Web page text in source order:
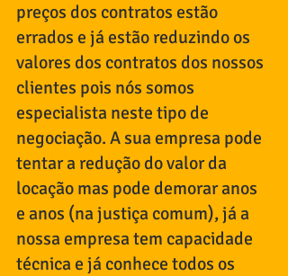
preços dos contratos estão
errados e já estão reduzindo os
valores dos contratos dos nossos
clientes pois nós somos
especialista neste tipo de
negociação. A sua empresa pode
tentar a redução do valor da
locação mas pode demorar anos
e anos (na justiça comum), já a
nossa empresa tem capacidade
técnica e já conhece todos os